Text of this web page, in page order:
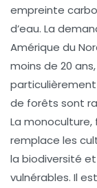
empreinte
d’eau. La
Amérique du
moins de 20
de forêts sont
La
remplace les
la biodiversité et
vulnérables. Il